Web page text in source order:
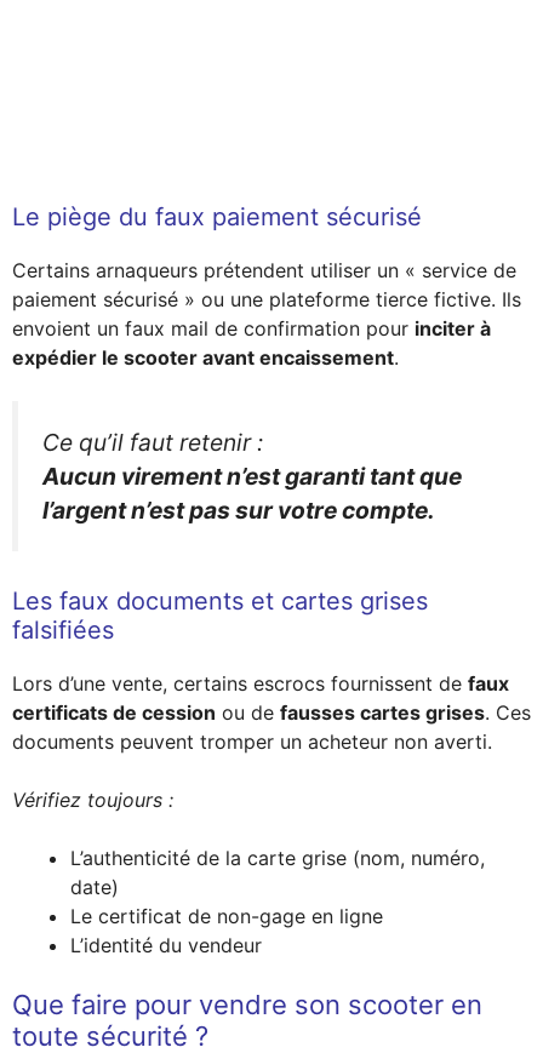
Le piège du faux paiement sécurisé
Certains arnaqueurs prétendent utiliser un « service de
paiement sécurisé » ou une plateforme tierce fictive. Ils
envoient un faux mail de confirmation pour inciter à
expédier le scooter avant encaissement.
Ce qu’il faut retenir :
Aucun virement n’est garanti tant que
l’argent n’est pas sur votre compte.
Les faux documents et cartes grises
falsifiées
Lors d’une vente, certains escrocs fournissent de faux
certificats de cession ou de fausses cartes grises. Ces
documents peuvent tromper un acheteur non averti.
Vérifiez toujours :
L’authenticité de la carte grise (nom, numéro,
date)
Le certificat de non-gage en ligne
L’identité du vendeur
Que faire pour vendre son scooter en
toute sécurité ?